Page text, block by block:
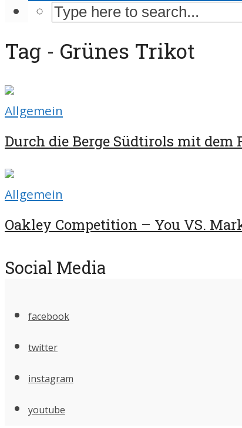
Tag - Grünes Trikot
Allgemein
Durch die Berge Südtirols mit dem
Allgemein
Oakley Competition – You VS.
Social Media
facebook
twitter
instagram
youtube